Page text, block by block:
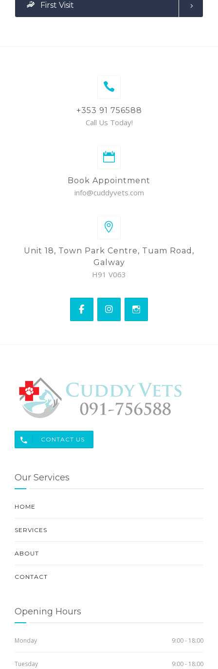
First Visit
+353 91 756588
Call Us Today!
Book Appointment
info@cuddyvets.com
Unit 18, Town Park Centre, Tuam Road,
Galway
H91 V063
CONTACT US
Our Services
HOME
SERVICES
ABOUT
CONTACT
Opening Hours
Monday 9:00 - 18:00
Tuesday 9:00 - 18:00